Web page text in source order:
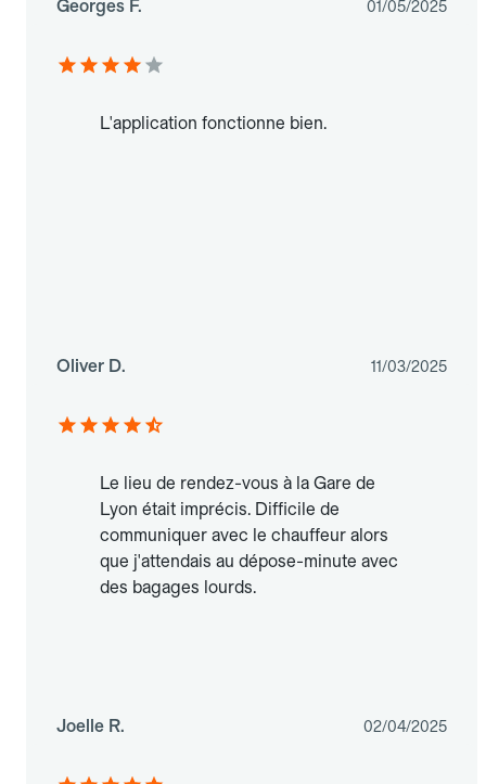
Georges F. 01/05/2025
L'application fonctionne bien.
Oliver D. 11/03/2025
Le lieu de rendez-vous à la Gare de
Lyon était imprécis. Difficile de
communiquer avec le chauffeur alors
que j'attendais au dépose-minute avec
des bagages lourds.
Joelle R. 02/04/2025